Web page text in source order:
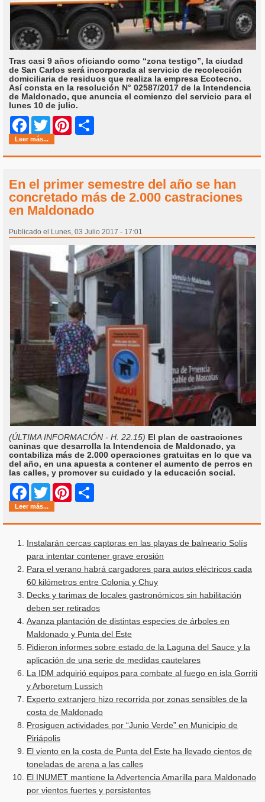
Tras casi 9 años oficiando como “zona testigo”, la ciudad
de San Carlos será incorporada al servicio de recolección
domiciliaria de residuos que realiza la empresa Ecotecno.
Así consta en la resolución N° 02587/2017 de la Intendencia
de Maldonado, que anuncia el comienzo del servicio para el
lunes 10 de julio.
Facebook
Twitter Pinterest
Leer más...
En el primer semestre del año se han
concretado más de 2.000 castraciones
en Maldonado
Publicado el Lunes, 03 Julio 2017 - 17:01
(ÚLTIMA INFORMACIÓN - H. 22.15) El plan de castraciones
caninas que desarrolla la Intendencia de Maldonado, ya
contabiliza más de 2.000 operaciones gratuitas en lo que va
del año, en una apuesta a contener el aumento de perros en
las calles, y promover su cuidado y la educación social.
Facebook
Twitter Pinterest
Leer más...
Instalarán cercas captoras en las playas de balneario Solís
para intentar contener grave erosión
Para el verano habrá cargadores para autos eléctricos cada
60 kilómetros entre Colonia y Chuy
Decks y tarimas de locales gastronómicos sin habilitación
deben ser retirados
Avanza plantación de distintas especies de árboles en
Maldonado y Punta del Este
Pidieron informes sobre estado de la Laguna del Sauce y la
aplicación de una serie de medidas cautelares
La IDM adquirió equipos para combate al fuego en isla Gorriti
y Arboretum Lussich
Experto extranjero hizo recorrida por zonas sensibles de la
costa de Maldonado
Prosiguen actividades por “Junio Verde” en Municipio de
Piriápolis
El viento en la costa de Punta del Este ha llevado cientos de
toneladas de arena a las calles
El INUMET mantiene la Advertencia Amarilla para Maldonado
por vientos fuertes y persistentes